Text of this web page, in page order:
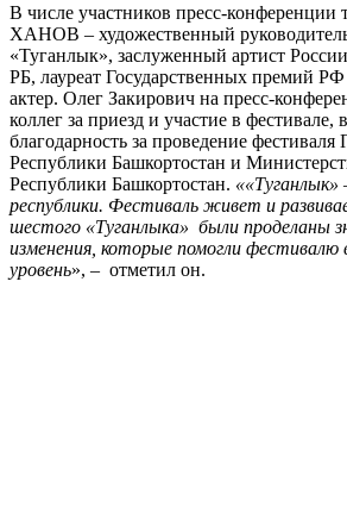
В числе участников пресс-конференции
ХАНОВ – художественный
«Туганлык», заслуженный артист
РБ, лауреат Государственных премий
актер. Олег Закирович на пресс-
коллег за приезд и участие в фестивале,
благодарность за проведение фестиваля
Республики Башкортостан и
Республики Башкортостан.
республики. Фестиваль живет и
шестого «Туганлыка» были проделаны
изменения, которые помогли
уровень», – отметил он.